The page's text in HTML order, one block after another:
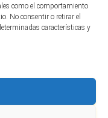
como el comportamiento
No consentir o retirar el
características y